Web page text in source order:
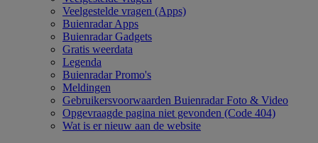
Veelgestelde vragen (Apps)
Buienradar Apps
Buienradar Gadgets
Gratis weerdata
Legenda
Buienradar Promo's
Meldingen
Gebruikersvoorwaarden Buienradar Foto & Video
Opgevraagde pagina niet gevonden (Code 404)
Wat is er nieuw aan de website